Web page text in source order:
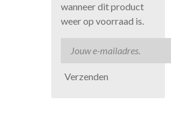
wanneer dit product
weer op voorraad is.
Verzenden